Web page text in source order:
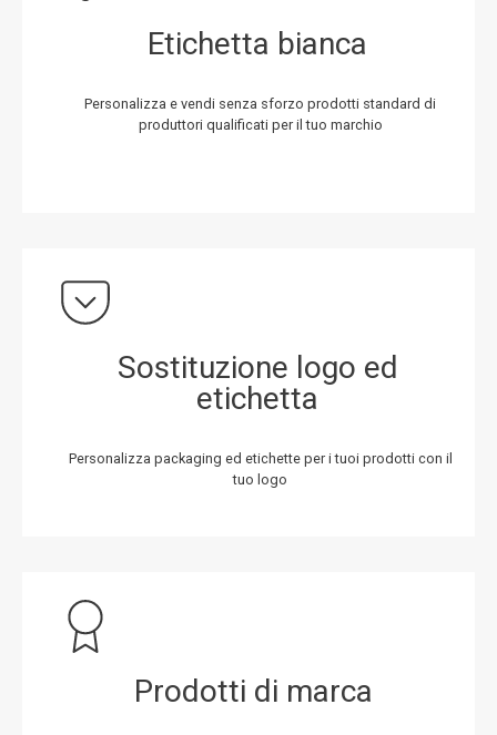
Etichetta bianca
Personalizza e vendi senza sforzo prodotti standard di
produttori qualificati per il tuo marchio
Sostituzione logo ed
etichetta
Personalizza packaging ed etichette per i tuoi prodotti con il
tuo logo
Prodotti di marca